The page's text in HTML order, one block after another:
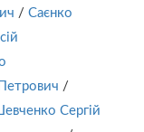
/ Саєнко
/
Сергій